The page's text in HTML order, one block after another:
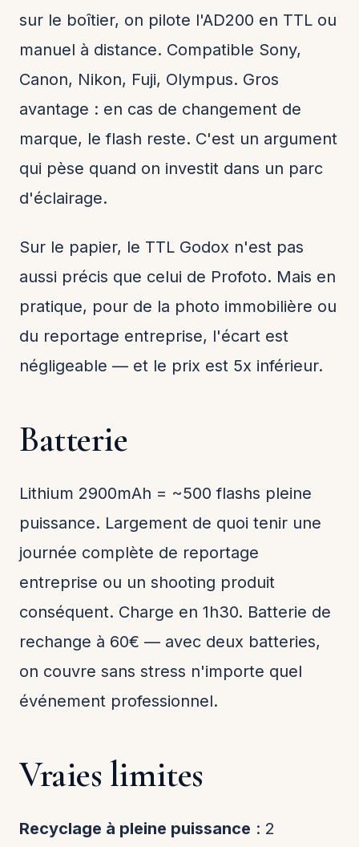
sur le boîtier, on pilote l'AD200 en TTL ou
manuel à distance. Compatible Sony,
Canon, Nikon, Fuji, Olympus. Gros
avantage : en cas de changement de
marque, le flash reste. C'est un argument
qui pèse quand on investit dans un parc
d'éclairage.
Sur le papier, le TTL Godox n'est pas
aussi précis que celui de Profoto. Mais en
pratique, pour de la photo immobilière ou
du reportage entreprise, l'écart est
négligeable — et le prix est 5x inférieur.
Batterie
Lithium 2900mAh = ~500 flashs pleine
puissance. Largement de quoi tenir une
journée complète de reportage
entreprise ou un shooting produit
conséquent. Charge en 1h30. Batterie de
rechange à 60€ — avec deux batteries,
on couvre sans stress n'importe quel
événement professionnel.
Vraies limites
Recyclage à pleine puissance : 2